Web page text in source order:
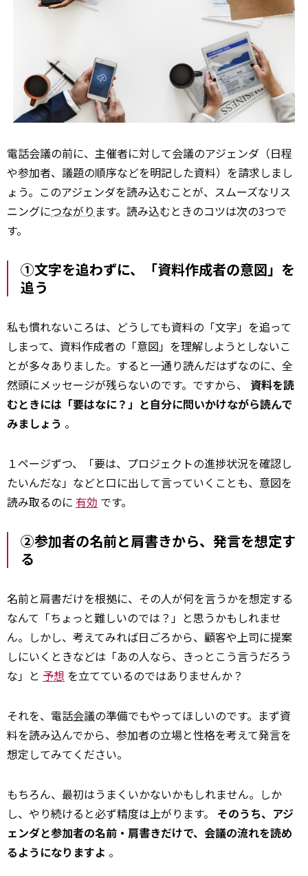
電話会議の前に、主催者に対して会議のアジェンダ（日程
や参加者、議題の順序などを明記した資料）を請求しまし
ょう。このアジェンダを読み込むことが、スムーズなリス
ニングにつながり ます。読み込むときのコツは次の3つで
す。
①文字を追わずに、「資料作成者の意図」を
追う
私も慣れないころは、どうしても資料の「文字」を追って
しまって、資料作成者の「意図」を理解しようとしないこ
とが多々ありました。すると一通り読んだはずなのに、全
然頭にメッセージが残らないのです。ですから、 資料を読
むときには「要はなに？」と自分に問いかけながら読んで
みましょう 。
１ページずつ、「要は、プロジェクトの進捗状況を確認し
たいんだな」などと口に出して言っていくことも、意図を
読み取るのに 有効 です。
②参加者の名前と肩書きから、発言を想定す
る
名前と肩書だけを根拠に、その人が何を言うかを想定する
なんて「ちょっと難しいのでは？」と思うかもしれませ
ん。しかし、考えてみれば日ごろから、顧客や上司に提案
しにいくときなどは「あの人なら、きっとこう言うだろう
な」と 予想 を立てているのではありませんか？
それを、電話会議の準備でもやってほしいのです。まず資
料を読み込んでから、参加者の立場と性格を考えて発言を
想定してみてください。
もちろん、最初はうまくいかないかもしれません。しか
し、やり続けると必ず精度は上がります。 そのうち、アジ
ェンダと参加者の名前・肩書きだけで、会議の流れを読め
るようになりますよ 。